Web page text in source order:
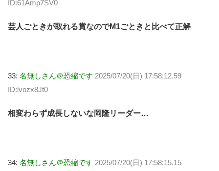
ID:61Amp7SV0
芸人ごときが取れる賞なのでM1ごときと比べて正解
33: 名無しさん＠恐縮です 2025/07/20(日) 17:58:12.59
ID:lvozx8Jt0
相変わらず成長しないな岡隆リーダー…
34: 名無しさん＠恐縮です 2025/07/20(日) 17:58:15.15